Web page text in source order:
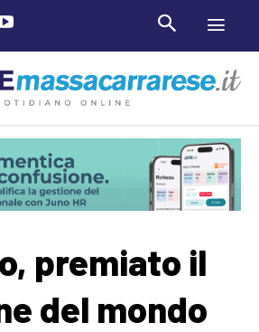
premiato il
del mondo